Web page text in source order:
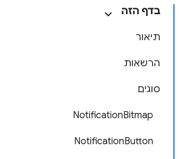
בדף הזה
תיאור
הרשאות
סוגים
NotificationBitmap
NotificationButton